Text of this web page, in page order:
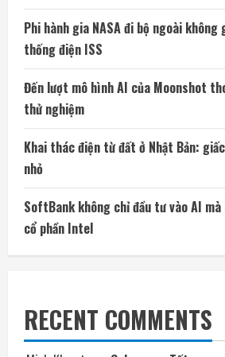
Phi hành gia NASA đi bộ ngoài không
thống điện ISS
Đến lượt mô hình AI của Moonshot
thử nghiệm
Khai thác điện từ đất ở Nhật Bản:
nhỏ
SoftBank không chỉ đầu tư vào AI
cổ phần Intel
RECENT COMMENTS